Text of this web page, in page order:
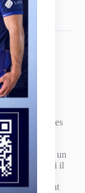
d’évoluer au
est un
en
avec les
Jets en
saison. La
pendant un
avec qui il
dans
premier contrat